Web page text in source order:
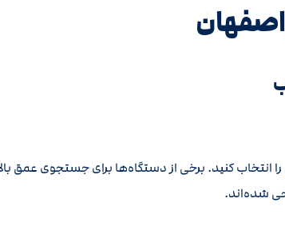
اصفهان
انتخاب کنید. برخی از دستگاه‌ها برای جستجوی عمق
شده‌اند.